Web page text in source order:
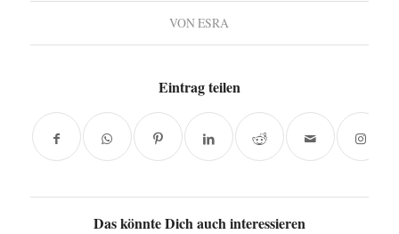
VONESRA
Eintrag teilen
Das könnte Dich auch interessieren